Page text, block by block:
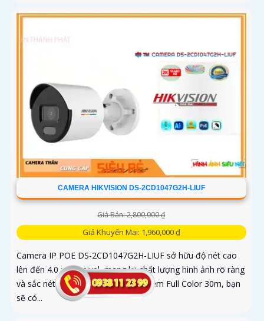
CAMERA HIKVISION DS-2CD1047G2H-LIUF
Giá Bán: 2,800,000 ₫
Giá Khuyến Mại: 1,960,000 ₫
Camera IP POE DS-2CD1047G2H-LIUF sở hữu độ nét cao
lên đến 4.0 megapixel, mang lại chất lượng hình ảnh rõ ràng
và sắc nét. Với khả năng xem ban đêm Full Color 30m, bạn
sẽ có...